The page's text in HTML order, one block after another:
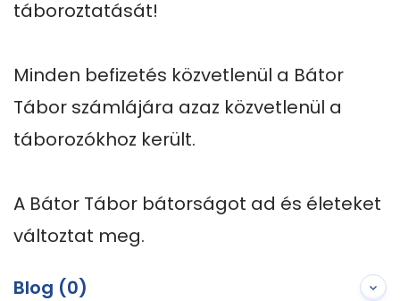
táboroztatását!
Minden befizetés közvetlenül a Bátor
Tábor számlájára azaz közvetlenül a
táborozókhoz került.
A Bátor Tábor bátorságot ad és életeket
változtat meg.
Blog (0)